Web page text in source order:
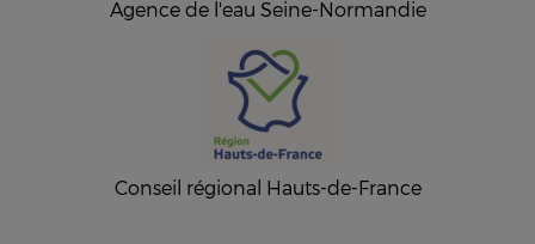
Agence de l'eau Seine-Normandie
Conseil régional Hauts-de-France